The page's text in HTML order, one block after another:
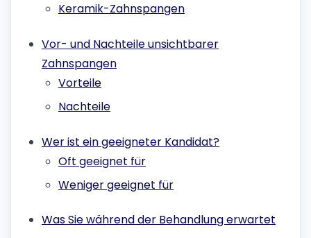
Keramik-Zahnspangen
Vor- und Nachteile unsichtbarer
Zahnspangen
Vorteile
Nachteile
Wer ist ein geeigneter Kandidat?
Oft geeignet für
Weniger geeignet für
Was Sie während der Behandlung erwartet